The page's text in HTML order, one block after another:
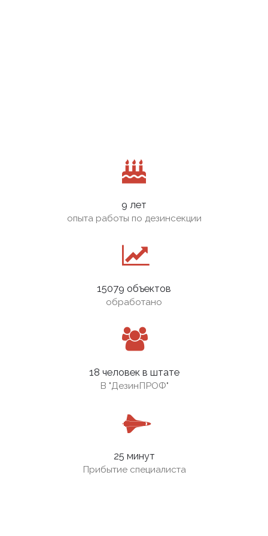
9 лет
опыта работы по дезинсекции
15079 объектов
обработано
18 человек в штате
В "ДезинПРОФ"
25 минут
Прибытие специалиста